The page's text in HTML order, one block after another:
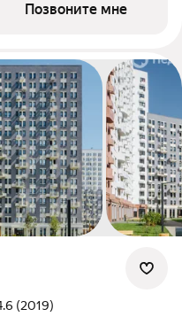
Позвоните мне
(2019)